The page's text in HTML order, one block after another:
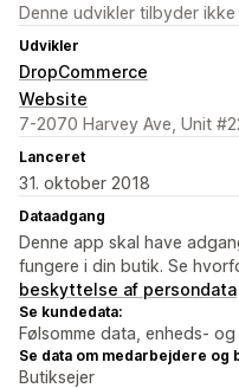
Denne udvikler tilbyder
Udvikler
DropCommerce
Website
7-2070 Harvey Ave, Unit
Lanceret
31. oktober 2018
Dataadgang
Denne app skal have
fungere i din butik. Se
beskyttelse af persondata
Se kundedata:
Følsomme data, enheds-
Se data om medarbejdere og
Butiksejer